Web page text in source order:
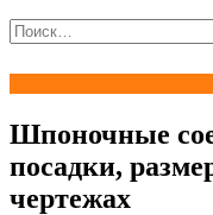
Найти:
Шпоночные
посадки,
чертежах